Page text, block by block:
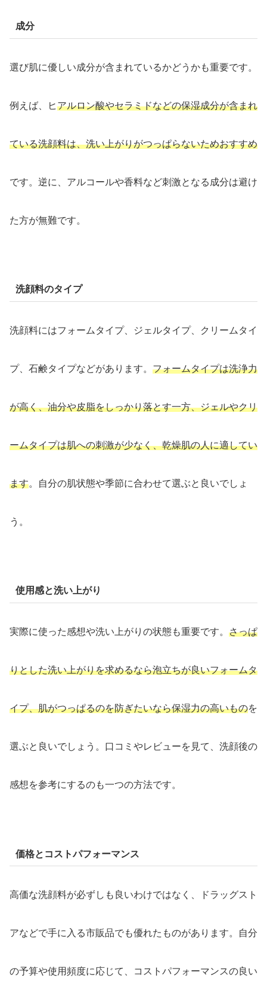
成分
選び肌に優しい成分が含まれているかどうかも重要です。
例えば、ヒアルロン酸やセラミドなどの保湿成分が含まれ
ている洗顔料は、洗い上がりがつっぱらないためおすすめ
です。逆に、アルコールや香料など刺激となる成分は避け
た方が無難です。
洗顔料のタイプ
洗顔料にはフォームタイプ、ジェルタイプ、クリームタイ
プ、石鹸タイプなどがあります。 フォームタイプは洗浄力
が高く、油分や皮脂をしっかり落とす一方、ジェルやクリ
ームタイプは肌への刺激が少なく、乾燥肌の人に適してい
ます。自分の肌状態や季節に合わせて選ぶと良いでしょ
う。
使用感と洗い上がり
実際に使った感想や洗い上がりの状態も重要です。 さっぱ
りとした洗い上がりを求めるなら泡立ちが良いフォームタ
イプ、肌がつっぱるのを防ぎたいなら保湿力の高いものを
選ぶと良いでしょう。口コミやレビューを見て、洗顔後の
感想を参考にするのも一つの方法です。
価格とコストパフォーマンス
高価な洗顔料が必ずしも良いわけではなく、ドラッグスト
アなどで手に入る市販品でも優れたものがあります。自分
の予算や使用頻度に応じて、コストパフォーマンスの良い